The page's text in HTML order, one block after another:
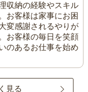
収納の経験やスキル
お客様は家事にお困
変感謝されるやりが
お客様の毎日を笑顔
のあるお仕事を始め
見る